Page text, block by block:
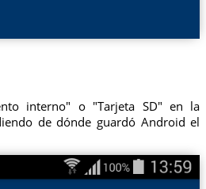
interno" o "Tarjeta SD" en la
de dónde guardó Android el